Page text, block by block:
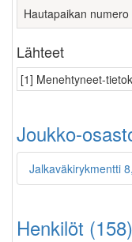
Hautapaikan numero
Lähteet
[1] Menehtyneet-
Joukko-
Jalkaväkirykmentti
Henkilöt (158)